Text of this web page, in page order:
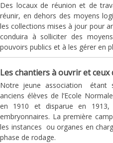
Des locaux de réunion et de
réunir, en dehors des moyens
les collections mises à jour pour
conduira à solliciter des
pouvoirs publics et à les gérer en
Les chantiers à ouvrir et ceux
Notre jeune association étant
anciens élèves de l’Ecole
en 1910 et disparue en
embryonnaires. La première
les instances ou organes en
phase de rodage.